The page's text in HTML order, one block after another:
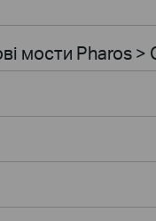
мости Pharos >